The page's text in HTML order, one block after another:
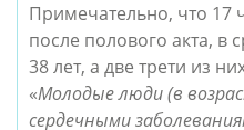
Примечательно, что 17
после полового акта, в
38 лет, а две трети из
«Молодые люди (в
сердечными